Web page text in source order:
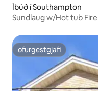
Íbúð í Southampton
Sundlaug w/Hot
ofurgestgjafi
ofurgestgjafi